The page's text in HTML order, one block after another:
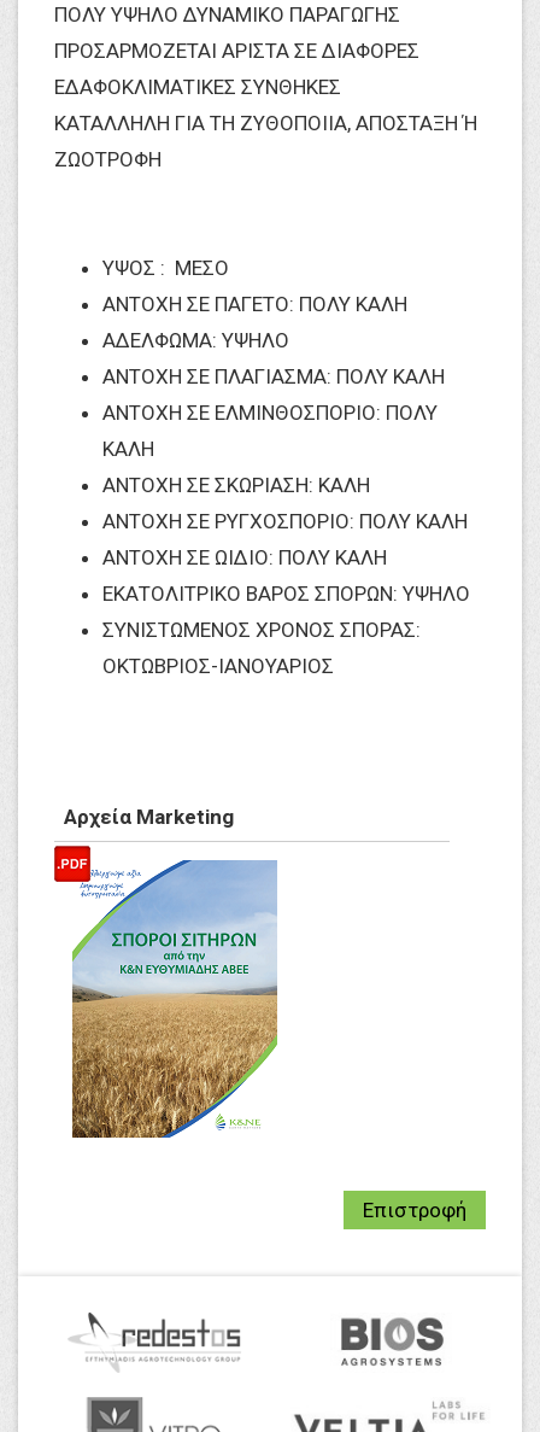
ΠΟΛΥ ΥΨΗΛΟ ΔΥΝΑΜΙΚΟ ΠΑΡΑΓΩΓΗΣ
ΠΡΟΣΑΡΜΟΖΕΤΑΙ ΑΡΙΣΤΑ ΣΕ ΔΙΑΦΟΡΕΣ
ΕΔΑΦΟΚΛΙΜΑΤΙΚΕΣ ΣΥΝΘΗΚΕΣ
ΚΑΤΑΛΛΗΛΗ ΓΙΑ ΤΗ ΖΥΘΟΠΟΙΙΑ, ΑΠΟΣΤΑΞΗ Ή
ΖΩΟΤΡΟΦΗ
ΥΨΟΣ : ΜΕΣΟ
ΑΝΤΟΧΗ ΣΕ ΠΑΓΕΤΟ: ΠΟΛΥ ΚΑΛΗ
ΑΔΕΛΦΩΜΑ: ΥΨΗΛΟ
ΑΝΤΟΧΗ ΣΕ ΠΛΑΓΙΑΣΜΑ: ΠΟΛΥ ΚΑΛΗ
ΑΝΤΟΧΗ ΣΕ ΕΛΜΙΝΘΟΣΠΟΡΙΟ: ΠΟΛΥ
ΚΑΛΗ
ΑΝΤΟΧΗ ΣΕ ΣΚΩΡΙΑΣΗ: ΚΑΛΗ
ΑΝΤΟΧΗ ΣΕ ΡΥΓΧΟΣΠΟΡΙΟ: ΠΟΛΥ ΚΑΛΗ
ΑΝΤΟΧΗ ΣΕ ΩΙΔΙΟ: ΠΟΛΥ ΚΑΛΗ
ΕΚΑΤΟΛΙΤΡΙΚΟ ΒΑΡΟΣ ΣΠΟΡΩΝ: ΥΨΗΛΟ
ΣΥΝΙΣΤΩΜΕΝΟΣ ΧΡΟΝΟΣ ΣΠΟΡΑΣ:
ΟΚΤΩΒΡΙΟΣ-ΙΑΝΟΥΑΡΙΟΣ
Αρχεία Marketing
Επιστροφή